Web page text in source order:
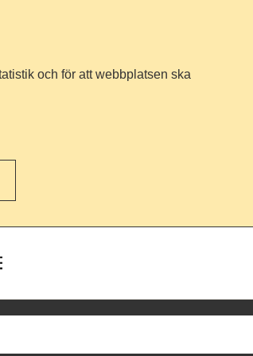
och för att webbplatsen ska